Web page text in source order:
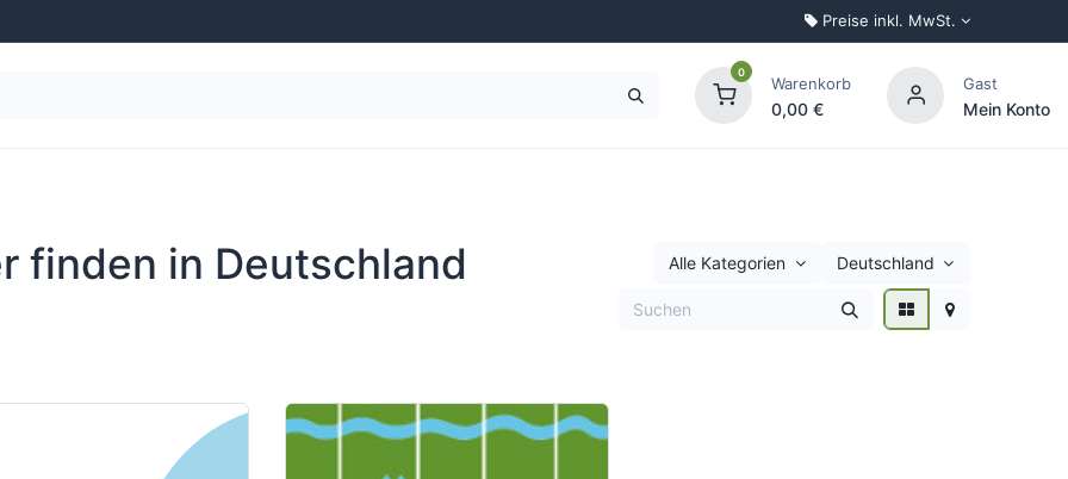
Preise inkl. MwSt.
0
Warenkorb
0,00 €
Gast
Mein Konto
finden in Deutschland Alle Kategorien Deutschland